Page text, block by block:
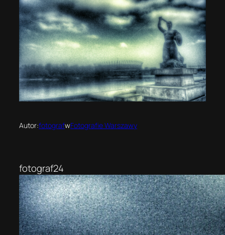
Autor:fotografwFotografie Warszawy
fotograf24